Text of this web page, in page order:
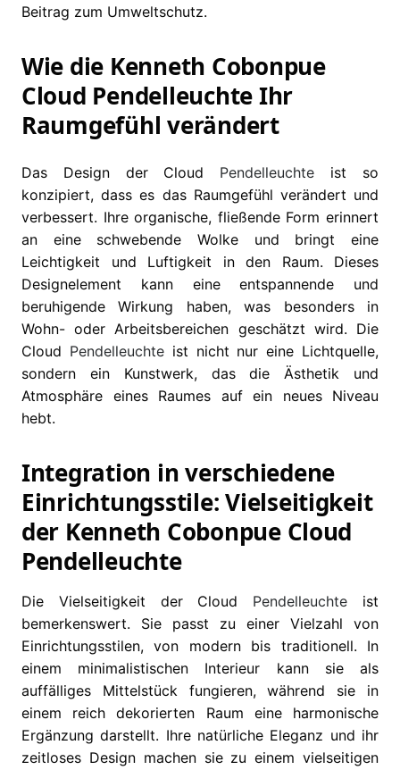
Beitrag zum Umweltschutz.
Wie die Kenneth Cobonpue
Cloud Pendelleuchte Ihr
Raumgefühl verändert
Das Design der Cloud Pendelleuchte ist so
konzipiert, dass es das Raumgefühl verändert und
verbessert. Ihre organische, fließende Form erinnert
an eine schwebende Wolke und bringt eine
Leichtigkeit und Luftigkeit in den Raum. Dieses
Designelement kann eine entspannende und
beruhigende Wirkung haben, was besonders in
Wohn- oder Arbeitsbereichen geschätzt wird. Die
Cloud Pendelleuchteist nicht nur eine Lichtquelle,
sondern ein Kunstwerk, das die Ästhetik und
Atmosphäre eines Raumes auf ein neues Niveau
hebt.
Integration in verschiedene
Einrichtungsstile: Vielseitigkeit
der Kenneth Cobonpue Cloud
Pendelleuchte
Die Vielseitigkeit der Cloud Pendelleuchte ist
bemerkenswert. Sie passt zu einer Vielzahl von
Einrichtungsstilen, von modern bis traditionell. In
einem minimalistischen Interieur kann sie als
auffälliges Mittelstück fungieren, während sie in
einem reich dekorierten Raum eine harmonische
Ergänzung darstellt. Ihre natürliche Eleganz und ihr
zeitloses Design machen sie zu einem vielseitigen